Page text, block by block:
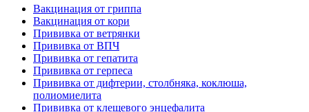
Вакцинация от гриппа
Вакцинация от кори
Прививка от ветрянки
Прививка от ВПЧ
Прививка от гепатита
Прививка от герпеса
Прививка от дифтерии, столбняка, коклюша,
полиомиелита
Прививка от клещевого энцефалита